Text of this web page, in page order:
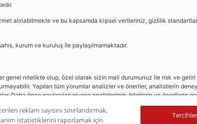
alınabilmekte ve bu kapsamda kişisel verileriniz, gizlilik
kurum ve kuruluş ile paylaşılmamaktadır.
genel nitelikte olup, özel olarak sizin mali durumunuz ile risk ve
Yapılan tüm yorumlar analizler ve öneriler, analistlerin
Daha önce paylaşılan piyasa analizlerinin, bilgilerin ve önerilerin
reklam sayısını sınırlandırmak,
istatistiklerini raporlamak için
Tercihler